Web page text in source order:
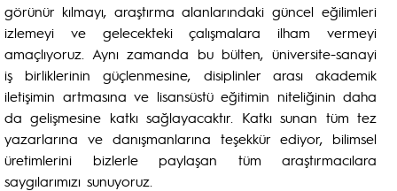
görünür kılmayı, araştırma alanlarındaki güncel eğilimleri
izlemeyi ve gelecekteki çalışmalara ilham vermeyi
amaçlıyoruz. Aynı zamanda bu bülten, üniversite-sanayi
iş birliklerinin güçlenmesine, disiplinler arası akademik
iletişimin artmasına ve lisansüstü eğitimin niteliğinin daha
da gelişmesine katkı sağlayacaktır. Katkı sunan tüm tez
yazarlarına ve danışmanlarına teşekkür ediyor, bilimsel
üretimlerini bizlerle paylaşan tüm araştırmacılara
saygılarımızı sunuyoruz.